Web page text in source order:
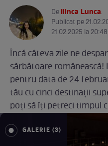
DeIlinca Lunca.
Publicat pe
21.02.2025 la 20:48
Încă câteva zile ne
sărbătoare
pentru data de 24
tău cu cinci destinații
poți să îți petreci timpul
GALERIE (3)